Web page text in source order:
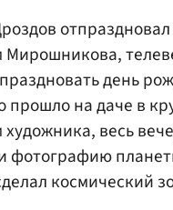
Мирошникова,
день
прошло на даче в
художника, весь
фотографию
космический